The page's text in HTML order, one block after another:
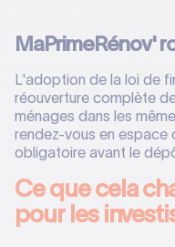
MaPrimeRénov'
L'adoption de la loi de
réouverture complète
ménages dans les
rendez-vous en espace
obligatoire avant le
Ce que cela
pour les